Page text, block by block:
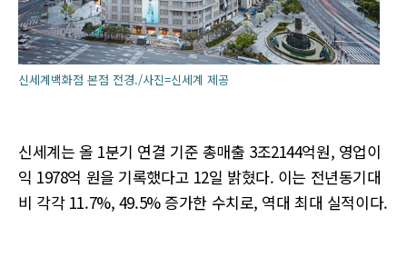
신세계백화점 본점 전경./사진=신세계 제공
신세계는 올 1분기 연결 기준 총매출 3조2144억원, 영업이
익 1978억 원을 기록했다고 12일 밝혔다. 이는 전년동기대
비 각각 11.7%, 49.5% 증가한 수치로, 역대 최대 실적이다.